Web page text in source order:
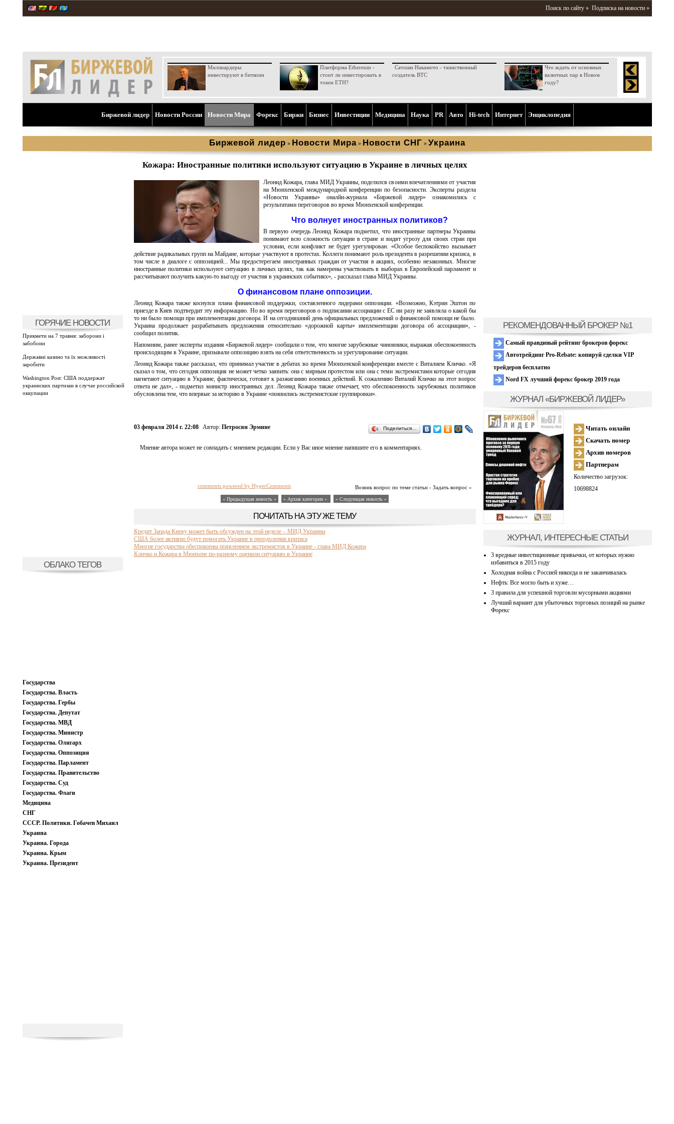
Поиск по сайту » Подписка на новости »
Миллиардеры
инвестируют в биткоин
Платформа Ethereum -
стоит ли инвестировать в
токен ETH?
Сатоши Накамото - таинственный
создатель BTC
Что ждать от основных
валютных пар в Новом
году?
Биржевой лидер Новости России Новости Мира Форекс Биржи Бизнес Инвестиции Медицина Наука PR Aвто Hi-tech Интернет Энциклопедия
Биржевой лидер » Новости Мира » Новости СНГ » Украина
ГОРЯЧИЕ НОВОСТИ
Прикмети на 7 травня: заборони і
забобони
Державні казино та їх можливості
заробити
Washington Post: США поддержат
украинских партизан в случае российской
оккупации
ОБЛАКО ТЕГОВ
Государства
Государства. Власть
Государства. Гербы
Государства. Депутат
Государства. МВД
Государства. Министр
Государства. Олигарх
Государства. Оппозиция
Государства. Парламент
Государства. Правительство
Государства. Суд
Государства. Флаги
Медицина
СНГ
СССР. Политики. Гобачев Михаил
Украина
Украина. Города
Украина. Крым
Украина. Президент
Кожара: Иностранные политики используют ситуацию в Украине в личных целях
Леонид Кожара, глава МИД Украины, поделился своими впечатлениями от участия
на Мюнхенской международной конференции по безопасности. Эксперты раздела
«Новости Украины» оналйн-журнала «Биржевой лидер» ознакомились с
результатами переговоров во время Мюнхенской конференции.
Что волнует иностранных политиков?
В первую очередь Леонид Кожара подметил, что иностранные партнеры Украины
понимают всю сложность ситуации в стране и видят угрозу для своих стран при
условии, если конфликт не будет урегулирован. «Особое беспокойство вызывает
действие радикальных групп на Майдане, которые участвуют в протестах. Коллеги понимают роль президента в разрешении кризиса, в
том числе в диалоге с оппозицией... Мы предостерегаем иностранных граждан от участия в акциях, особенно незаконных. Многие
иностранные политики используют ситуацию в личных целях, так как намерены участвовать в выборах в Европейский парламент и
рассчитывают получить какую-то выгоду от участия в украинских событиях», - рассказал глава МИД Украины.
О финансовом плане оппозиции.
Леонид Кожара также коснулся плана финансовой поддержки, составленного лидерами оппозиции. «Возможно, Кэтрин Эштон по
приезде в Киев подтвердит эту информацию. Но во время переговоров о подписании ассоциации с ЕС ни разу не заявляла о какой бы
то ни было помощи при имплементации договора. И на сегодняшний день официальных предложений о финансовой помощи не было.
Украина продолжает разрабатывать предложения относительно «дорожной карты» имплементации договора об ассоциации», -
сообщил политик.
Напомним, ранее эксперты издания «Биржевой лидер» сообщали о том, что многие зарубежные чиновники, выражая обеспокоенность
происходящим в Украине, призывали оппозицию взять на себя ответственность за урегулирование ситуации.
Леонид Кожара также рассказал, что принимал участие в дебатах во время Мюнхенской конференции вместе с Виталием Кличко. «Я
сказал о том, что сегодня оппозиция не может четко заявить: она с мирным протестом или она с теми экстремистами которые сегодня
нагнетают ситуацию в Украине, фактически, готовят к разжиганию военных действий. К сожалению Виталий Кличко на этот вопрос
ответа не дал», - подметил министр иностранных дел. Леонид Кожара также отмечает, что обеспокоенность зарубежных политиков
обусловлена тем, что впервые за историю в Украине «появились экстремистские группировки».
03 февраля 2014 г. 22:08 Автор: Петросян Эрмине Поделиться…
Мнение автора может не совпадать с мнением редакции. Если у Вас иное мнение напишите его в комментариях.
Возник вопрос по теме статьи - Задать вопрос »
comments powered by HyperComments
« Предыдущая новость « » Архив категории « » Следующая новость »
ПОЧИТАТЬ НА ЭТУ ЖЕ ТЕМУ
Кредит Запада Киеву может быть обсужден на этой неделе – МИД Украины
США более активно будут помогать Украине в преодолении кризиса
Многие государства обеспокоены появлением экстремистов в Украине - глава МИД Кожара
Кличко и Кожара в Мюнхене по-разному оценили ситуацию в Украине
РЕКОМЕНДОВАННЫЙ БРОКЕР №1
Самый правдивый рейтинг брокеров форекс
Автотрейдинг Pro-Rebate: копируй сделки VIP
трейдеров бесплатно
Nord FX лучший форекс брокер 2019 года
ЖУРНАЛ «БИРЖЕВОЙ ЛИДЕР»
Читать онлайн
Скачать номер
Архив номеров
Партнерам
Количество загрузок:
10698824
ЖУРНАЛ, ИНТЕРЕСНЫЕ СТАТЬИ
3 вредные инвестиционные привычки, от которых нужно
избавиться в 2015 году
Холодная война с Россией никогда и не заканчивалась
Нефть: Все могло быть и хуже…
3 правила для успешной торговли мусорными акциями
Лучший вариант для убыточных торговых позиций на рынке
Форекс